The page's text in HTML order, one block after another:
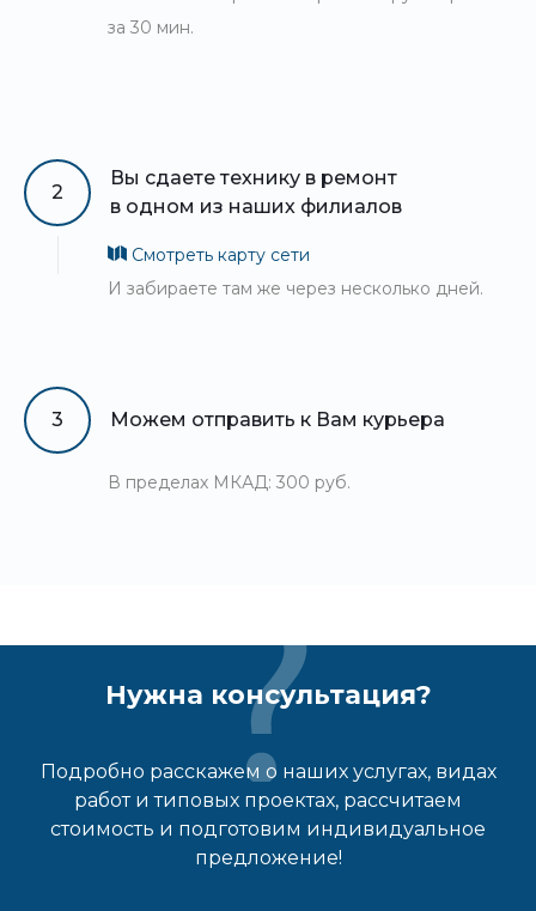
за 30 мин.
2
Вы сдаете технику в ремонт
в одном из наших филиалов
Смотреть карту сети
И забираете там же через несколько дней.
3 Можем отправить к Вам курьера
В пределах МКАД: 300 руб.
Нужна консультация?
Подробно расскажем о наших услугах, видах
работ и типовых проектах, рассчитаем
стоимость и подготовим индивидуальное
предложение!